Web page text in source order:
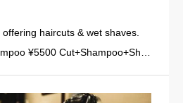
haircuts & wet shaves.
¥5500 Cut+Shampoo+Shav